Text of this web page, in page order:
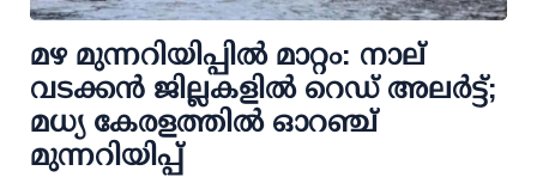
മഴ മുന്നറിയിപ്പില്‍ മാറ്റം: നാല്
വടക്കന്‍ ജില്ലകളില്‍ റെഡ് അലര്‍ട്ട്;
മധ്യ കേരളത്തില്‍ ഓറഞ്ച്
മുന്നറിയിപ്പ്